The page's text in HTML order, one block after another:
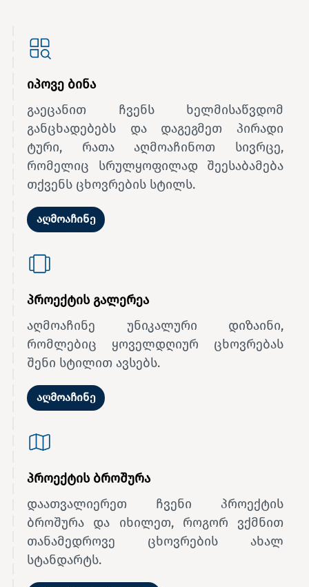
იპოვე ბინა
გაეცანით ჩვენს ხელმისაწვდომ
განცხადებებს და დაგეგმეთ პირადი
ტური, რათა აღმოაჩინოთ სივრცე,
რომელიც სრულყოფილად შეესაბამება
თქვენს ცხოვრების სტილს.
აღმოაჩინე
პროექტის გალერეა
აღმოაჩინე უნიკალური დიზაინი,
რომლებიც ყოველდღიურ ცხოვრებას
შენი სტილით ავსებს.
აღმოაჩინე
პროექტის ბროშურა
დაათვალიერეთ ჩვენი პროექტის
ბროშურა და იხილეთ, როგორ ვქმნით
თანამედროვე ცხოვრების ახალ
სტანდარტს.